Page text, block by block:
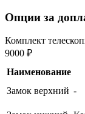
Опции за
Комплект
9000 ₽
Наименование
Замок верхний -